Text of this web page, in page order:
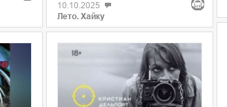
10.10.2025
Лето. Хайку